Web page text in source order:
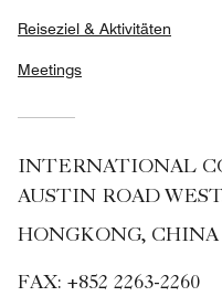
Reiseziel & Aktivitäten
Meetings
INTERNATIONAL
AUSTIN ROAD
HONGKONG, CHINA
FAX: +852 2263-2260